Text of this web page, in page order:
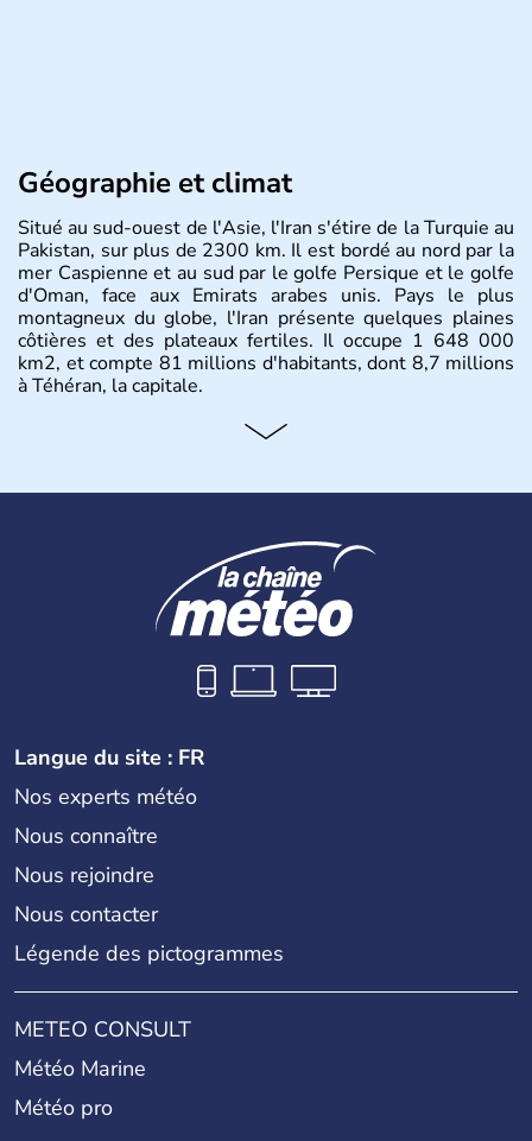
Géographie et climat
Situé au sud-ouest de l'Asie, l'Iran s'étire de la Turquie au
Pakistan, sur plus de 2300 km. Il est bordé au nord par la
mer Caspienne et au sud par le golfe Persique et le golfe
d'Oman, face aux Emirats arabes unis. Pays le plus
montagneux du globe, l'Iran présente quelques plaines
côtières et des plateaux fertiles. Il occupe 1 648 000
km2, et compte 81 millions d'habitants, dont 8,7 millions
à Téhéran, la capitale.
Langue du site : FR
Nos experts météo
Nous connaître
Nous rejoindre
Nous contacter
Légende des pictogrammes
METEO CONSULT
Météo Marine
Météo pro